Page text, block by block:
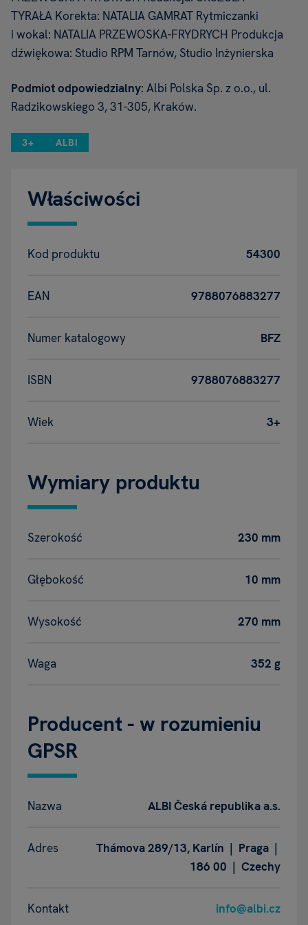
TYRAŁA Korekta: NATALIA GAMRAT Rytmiczanki
i wokal: NATALIA PRZEWOSKA-FRYDRYCH Produkcja
dźwiękowa: Studio RPM Tarnów, Studio Inżynierska
Podmiot odpowiedzialny: Albi Polska Sp. z o.o., ul.
Radzikowskiego 3, 31-305, Kraków.
3+ ALBI
Właściwości
Kod produktu 54300
EAN 9788076883277
Numer katalogowy BFZ
ISBN 9788076883277
Wiek 3+
Wymiary produktu
Szerokość 230 mm
Głębokość 10 mm
Wysokość 270 mm
Waga 352 g
Producent - w rozumieniu
GPSR
Nazwa ALBI Česká republika a.s.
Adres
Thámova 289/13, Karlín | Praga |
186 00 | Czechy
Kontakt info@albi.cz